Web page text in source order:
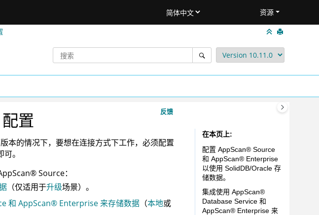
资源
反馈
配置
本的情况下，要想在连接方式下工作，必须配置
。
®Source：
（仅适用于升级场景）。
和 AppScan®Enterprise来存储数据（本地或
在本页上
配置 AppScan®Source
和 AppScan®Enterprise
以使用 SolidDB/Oracle 存
储数据。
集成使用 AppScan®
Database Service和
AppScan®Enterprise来